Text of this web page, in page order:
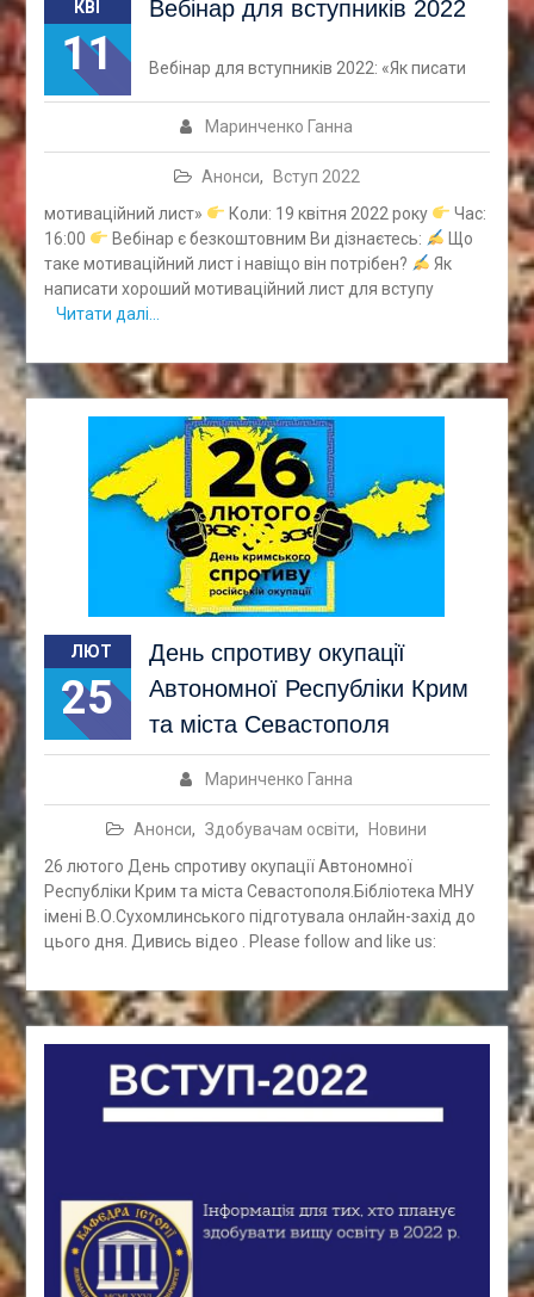
КВІ
11
Вебінар для вступників 2022
Маринченко Ганна
Анонси, Вступ 2022
Вебінар для вступників 2022: «Як писати
мотиваційний лист» Коли: 19 квітня 2022 року
Час:
16:00
Вебінар є безкоштовним Ви дізнаєтесь:
Що
таке мотиваційний лист і навіщо він потрібен?
Як
написати хороший мотиваційний лист для вступу
Читати далі…
ЛЮТ
25
День спротиву окупації
Автономної Республіки Крим
та міста Севастополя
Маринченко Ганна
Анонси, Здобувачам освіти, Новини
26 лютого День спротиву окупації Автономної
Республіки Крим та міста Севастополя.Бібліотека МНУ
імені В.О.Сухомлинського підготувала онлайн-захід до
цього дня. Дивись відео . Please follow and like us: